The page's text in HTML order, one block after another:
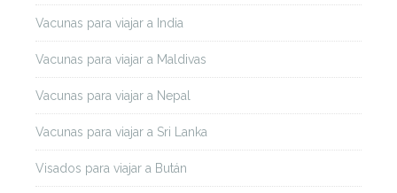
Vacunas para viajar a India
Vacunas para viajar a Maldivas
Vacunas para viajar a Nepal
Vacunas para viajar a Sri Lanka
Visados para viajar a Bután